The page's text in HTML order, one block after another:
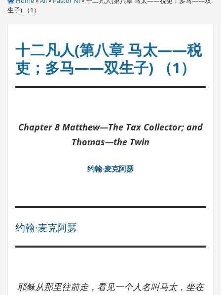
生子) （1）
十二凡人(第八章 马太——税
吏；多马——双生子) （1）
Chapter 8 Matthew—The Tax Collector; and
Thomas—the Twin
约翰·麦克阿瑟
约翰·麦克阿瑟
耶稣从那里往前走，看见一个人名叫马太，坐在